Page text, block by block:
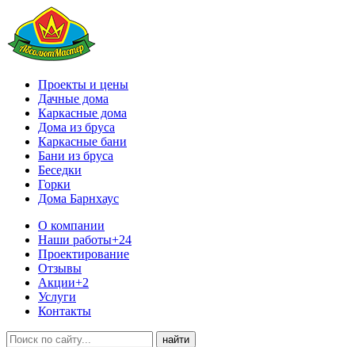
Проекты и цены
Дачные дома
Каркасные дома
Дома из бруса
Каркасные бани
Бани из бруса
Беседки
Горки
Дома Барнхаус
О компании
Наши работы+24
Проектирование
Отзывы
Акции+2
Услуги
Контакты